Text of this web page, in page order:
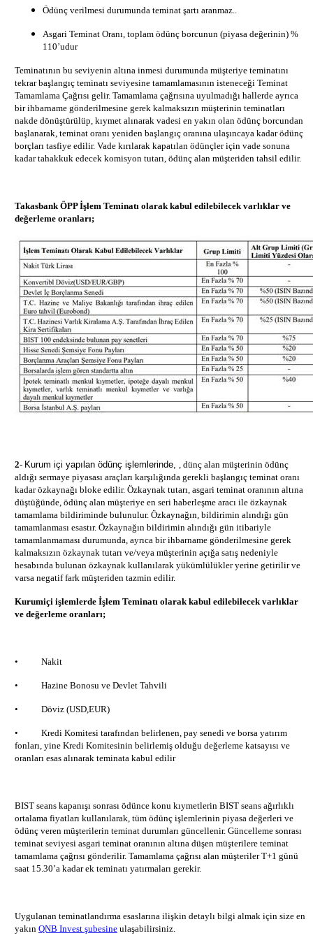
Ödünç verilmesi durumunda teminat şartı aranmaz..
Asgari Teminat Oranı, toplam ödünç borcunun (piyasa değerinin) %
110’udur
Teminatının bu seviyenin altına inmesi durumunda müşteriye teminatını
tekrar başlangıç teminatı seviyesine tamamlamasının isteneceği Teminat
Tamamlama Çağrısı gelir. Tamamlama çağrısına uyulmadığı hallerde ayrıca
bir ihbarname gönderilmesine gerek kalmaksızın müşterinin teminatları
nakde dönüştürülüp, kıymet alınarak vadesi en yakın olan ödünç borcundan
başlanarak, teminat oranı yeniden başlangıç oranına ulaşıncaya kadar ödünç
borçları tasfiye edilir. Vade kırılarak kapatılan ödünçler için vade sonuna
kadar tahakkuk edecek komisyon tutarı, ödünç alan müşteriden tahsil edilir.
Takasbank ÖPP İşlem Teminatı olarak kabul edilebilecek varlıklar ve
değerleme oranları;
2- Kurum içi yapılan ödünç işlemlerinde,
, dünç alan müşterinin ödünç
aldığı sermaye piyasası araçları karşılığında gerekli başlangıç teminat oranı
kadar özkaynağı bloke edilir. Özkaynak tutarı, asgari teminat oranının altına
düştüğünde, ödünç alan müşteriye en seri haberleşme aracı ile özkaynak
tamamlama bildiriminde bulunulur. Özkaynağın, bildirimin alındığı gün
tamamlanması esastır. Özkaynağın bildirimin alındığı gün itibariyle
tamamlanmaması durumunda, ayrıca bir ihbarname gönderilmesine gerek
kalmaksızın özkaynak tutarı ve/veya müşterinin açığa satış nedeniyle
hesabında bulunan özkaynak kullanılarak yükümlülükler yerine getirilir ve
varsa negatif fark müşteriden tazmin edilir.
Kurumiçi işlemlerde İşlem Teminatı olarak kabul edilebilecek varlıklar
ve değerleme oranları;
• Nakit
• Hazine Bonosu ve Devlet Tahvili
• Döviz (USD,EUR)
• Kredi Komitesi tarafından belirlenen, pay senedi ve borsa yatırım
fonları, yine Kredi Komitesinin belirlemiş olduğu değerleme katsayısı ve
oranları esas alınarak teminata kabul edilir
BIST seans kapanışı sonrası ödünce konu kıymetlerin BIST seans ağırlıklı
ortalama fiyatları kullanılarak, tüm ödünç işlemlerinin piyasa değerleri ve
ödünç veren müşterilerin teminat durumları güncellenir. Güncelleme sonrası
teminat seviyesi asgari teminat oranının altına düşen müşterilere teminat
tamamlama çağrısı gönderilir. Tamamlama çağrısı alan müşteriler T+1 günü
saat 15.30’a kadar ek teminatı yatırmaları gerekir.
Uygulanan teminatlandırma esaslarına ilişkin detaylı bilgi almak için size en
yakın QNB Invest şubesine ulaşabilirsiniz.